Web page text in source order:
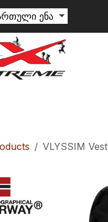
ენა
VLYSSIM Vest